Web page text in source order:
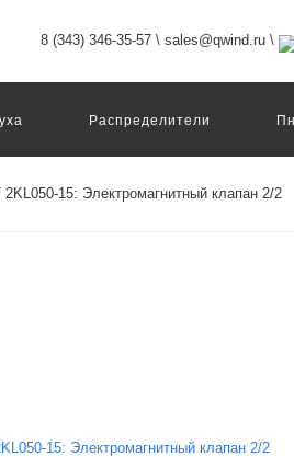
8 (343) 346-35-57 \ sales@qwind.ru \
Распределители
Системы Перемещения
2KL050-15: Электромагнитный клапан 2/2